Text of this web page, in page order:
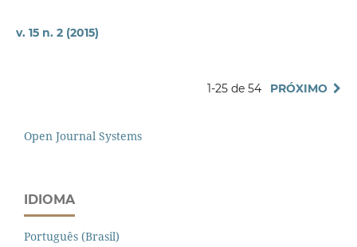
v. 15 n. 2 (2015)
1-25 de 54 PRÓXIMO
Open Journal Systems
IDIOMA
Português (Brasil)